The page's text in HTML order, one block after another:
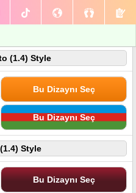
(1.4) Style
Bu Dizaynı Seç
Bu Dizaynı Seç
Style
Bu Dizaynı Seç